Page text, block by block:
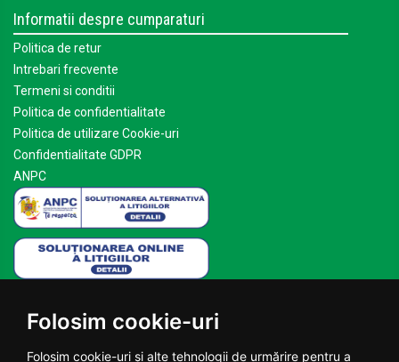
Folosim cookie-uri
Folosim cookie-uri și alte tehnologii de urmărire pentru a
Informatii despre cumparaturi
Politica de retur
Intrebari frecvente
Termeni si conditii
Politica de confidentialitate
Politica de utilizare Cookie-uri
Confidentialitate GDPR
ANPC
Acasa
Despre noi